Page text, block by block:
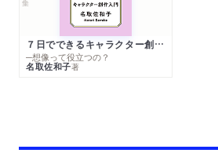
７日でできるキャラクター創作入門
─想像って役立つの？
名取佐和子著